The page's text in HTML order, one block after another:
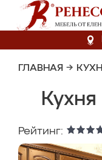
ГЛАВНАЯ →
Рейтинг: